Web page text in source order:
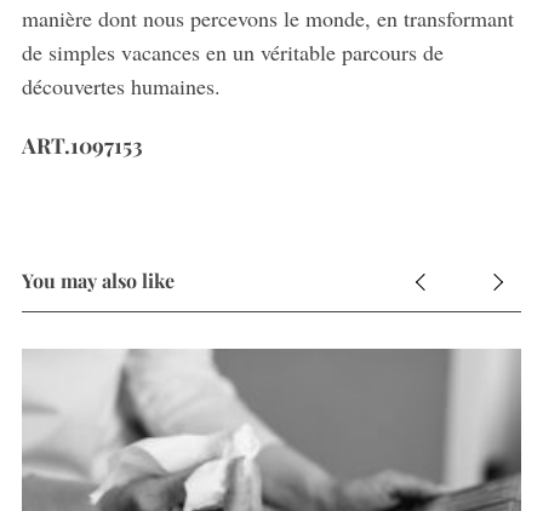
manière dont nous percevons le monde, en transformant
de simples vacances en un véritable parcours de
découvertes humaines.
ART.1097153
You may also like